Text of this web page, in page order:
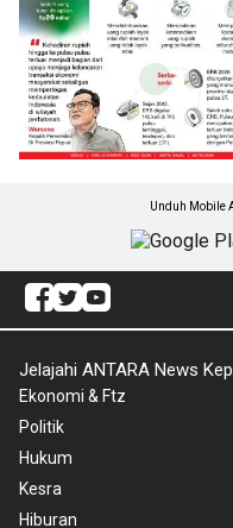
Unduh Mobile
Jelajahi ANTARA News
Ekonomi & Ftz
Politik
Hukum
Kesra
Hiburan